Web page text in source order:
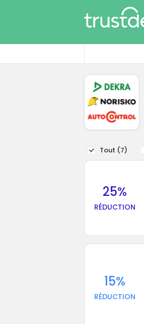
Tout (7)
25%
RÉDUCTION
15%
RÉDUCTION